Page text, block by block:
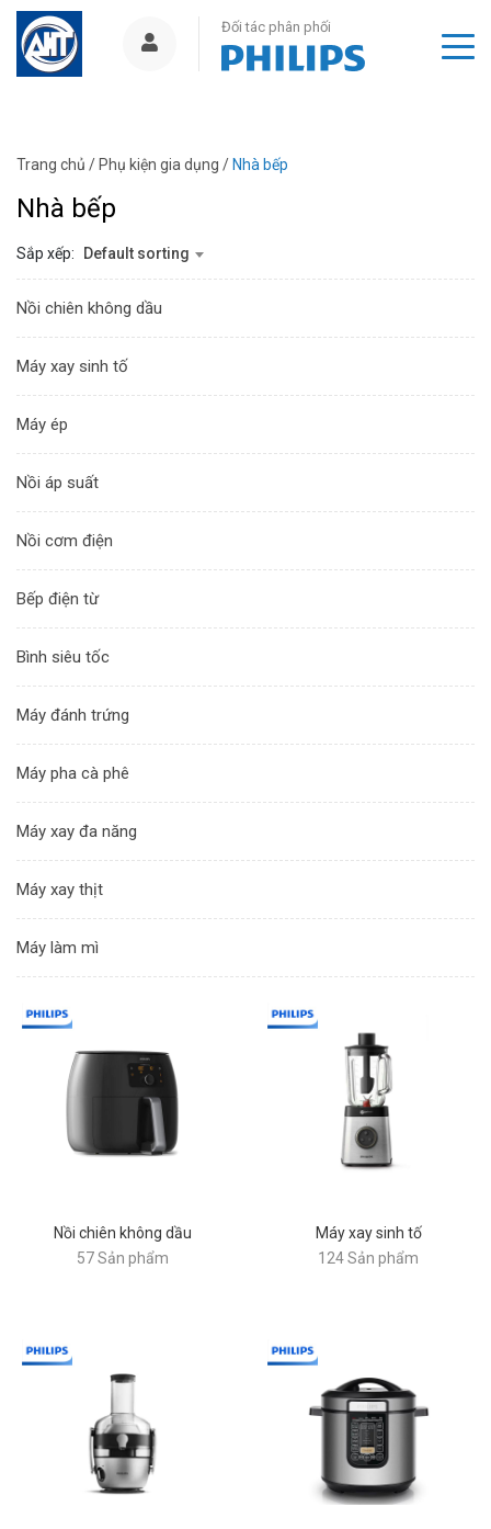
Đối tác phân phối
Trang chủ / Phụ kiện gia dụng / Nhà bếp
Nhà bếp
Sắp xếp: Default sorting
Nồi chiên không dầu
Máy xay sinh tố
Máy ép
Nồi áp suất
Nồi cơm điện
Bếp điện từ
Bình siêu tốc
Máy đánh trứng
Máy pha cà phê
Máy xay đa năng
Máy xay thịt
Máy làm mì
Nồi chiên không dầu
57 Sản phẩm
Máy xay sinh tố
124 Sản phẩm